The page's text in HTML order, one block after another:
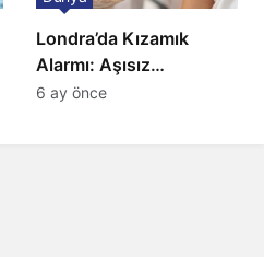
Londra’da Kızamık
Alarmı: Aşısız
Öğrenciler Okullardan
6 ay önce